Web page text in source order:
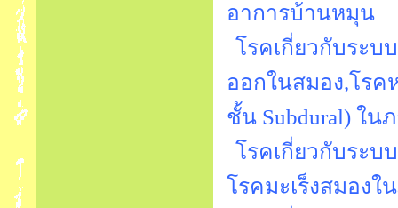
อาการบ้านหมุน
โรคเกี่ยวกับระบ
ออกในสมอง,โรค
ชั้น Subdural) ใน
โรคเกี่ยวกับระบ
โรคมะเร็งสมองใ